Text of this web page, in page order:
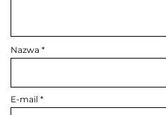
Nazwa *
E-mail *